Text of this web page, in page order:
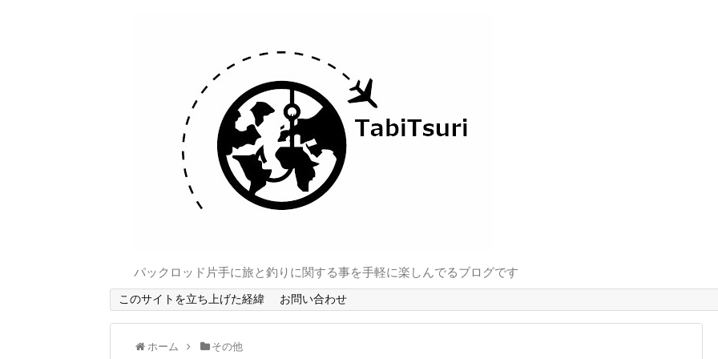
パックロッド片手に旅と釣りに関する事を手軽に楽しんでるブログです
このサイトを立ち上げた経緯 お問い合わせ
ホーム その他